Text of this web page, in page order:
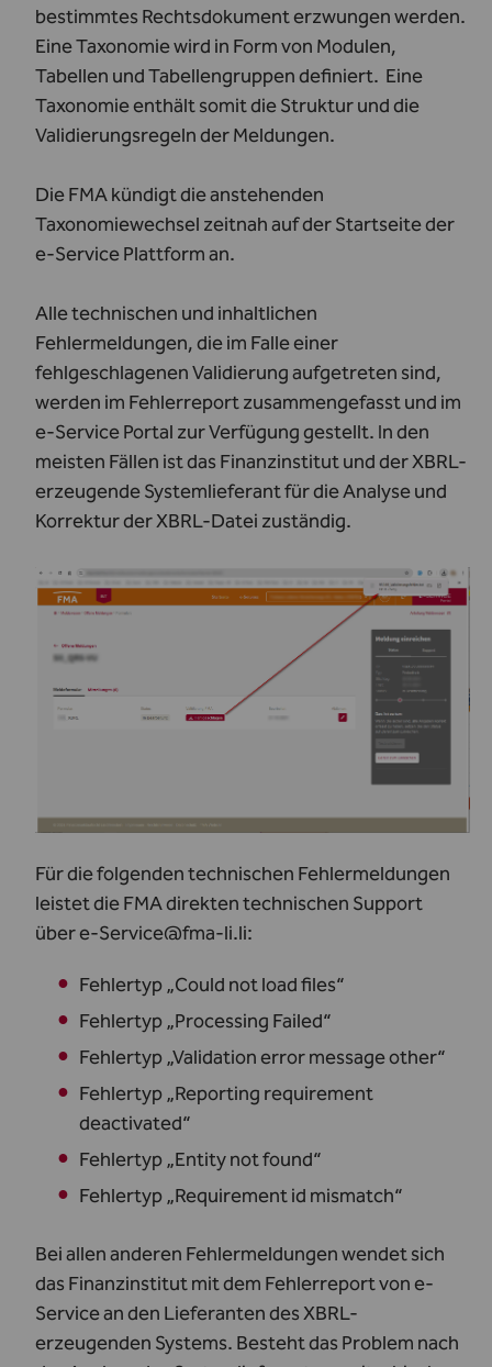
bestimmtes Rechtsdokument erzwungen werden.
Eine Taxonomie wird in Form von Modulen,
Tabellen und Tabellengruppen definiert. Eine
Taxonomie enthält somit die Struktur und die
Validierungsregeln der Meldungen.
Die FMA kündigt die anstehenden
Taxonomiewechsel zeitnah auf der Startseite der
e-Service Plattform an.
Alle technischen und inhaltlichen
Fehlermeldungen, die im Falle einer
fehlgeschlagenen Validierung aufgetreten sind,
werden im Fehlerreport zusammengefasst und im
e-Service Portal zur Verfügung gestellt. In den
meisten Fällen ist das Finanzinstitut und der XBRL-
erzeugende Systemlieferant für die Analyse und
Korrektur der XBRL-Datei zuständig.
Für die folgenden technischen Fehlermeldungen
leistet die FMA direkten technischen Support
übere-Service@fma-li.li:
Fehlertyp „Could not load files“
Fehlertyp „Processing Failed“
Fehlertyp „Validation error message other“
Fehlertyp „Reporting requirement
deactivated“
Fehlertyp „Entity not found“
Fehlertyp „Requirement id mismatch“
Bei allen anderen Fehlermeldungen wendet sich
das Finanzinstitut mit dem Fehlerreport von e-
Service an den Lieferanten des XBRL-
erzeugenden Systems. Besteht das Problem nach